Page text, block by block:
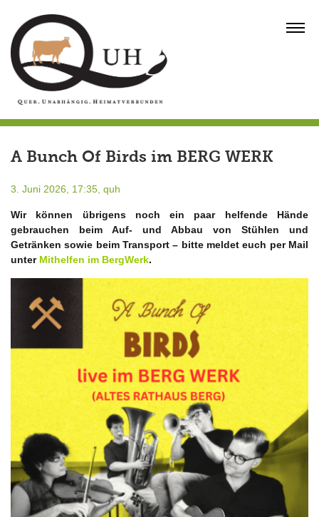
content
A Bunch Of Birds im BERG WERK
3. Juni 2026, 17:35, quh
Wir können übrigens noch ein paar helfende Hände
gebrauchen beim Auf- und Abbau von Stühlen und
Getränken sowie beim Transport – bitte meldet euch per Mail
unter Mithelfen im BergWerk.